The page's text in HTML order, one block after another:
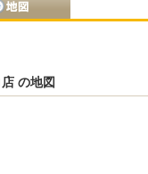
の地図